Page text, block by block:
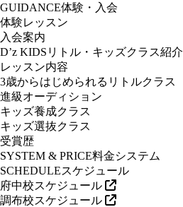
GUIDANCE体験・入会
体験レッスン
入会案内
D’z KIDS リトル・キッズクラス紹介
レッスン内容
3歳からはじめられるリトルクラス
進級オーディション
キッズ養成クラス
キッズ選抜クラス
受賞歴
SYSTEM & PRICE料金システム
SCHEDULEスケジュール
府中校スケジュール
調布校スケジュール